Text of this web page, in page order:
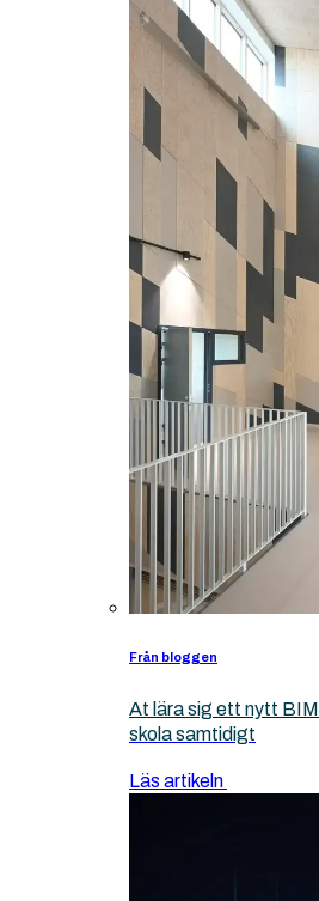
Från bloggen
At lära sig ett nytt
skola samtidigt
Läs artikeln